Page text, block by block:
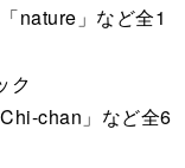
nature」など全1
ク
chan」など全6